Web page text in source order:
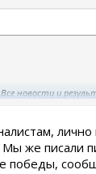
новости и
Мы же писали
победы,